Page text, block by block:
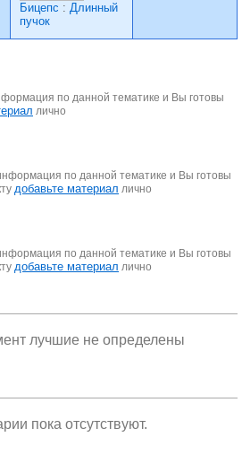
Бицепс : Длинный
пучок
по данной тематике и Вы готовы
лично
по данной тематике и Вы готовы
добавьте материал лично
по данной тематике и Вы готовы
добавьте материал лично
лучшие не определены
пока отсутствуют.